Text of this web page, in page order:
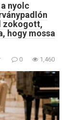
nyolc
zokogott,
hogy mossa
0 1,460